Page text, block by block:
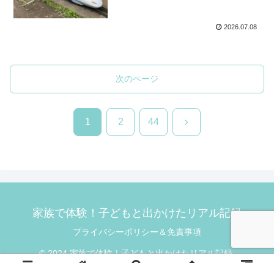
2026.07.08
次のページ
1 2 44 次
家族で体験！子どもと出かけたリアル記録
プライバシーポリシー＆免責事項
© 2024 家族で体験！子どもと出かけたリアル記録.